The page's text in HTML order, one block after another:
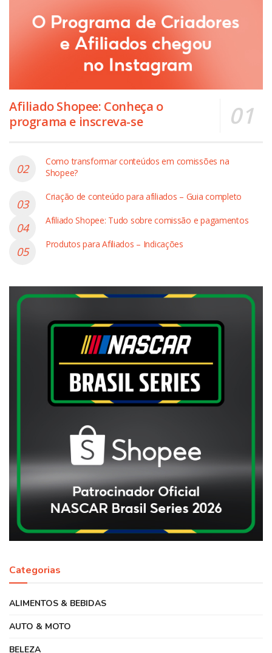
Afiliado Shopee: Conheça o
programa e inscreva-se
Como transformar conteúdos em comissões na
Shopee?
Criação de conteúdo para afiliados – Guia completo
Afiliado Shopee: Tudo sobre comissão e pagamentos
Produtos para Afiliados – Indicações
Categorias
ALIMENTOS & BEBIDAS
AUTO & MOTO
BELEZA